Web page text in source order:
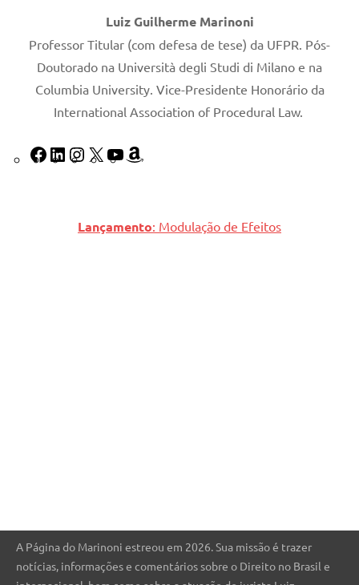
Luiz Guilherme Marinoni
Professor Titular (com defesa de tese) da UFPR. Pós-
Doutorado na Università degli Studi di Milano e na
Columbia University. Vice-Presidente Honorário da
International Association of Procedural Law.
Lançamento: Modulação de Efeitos
A Página do Marinoni estreou em 2026. Sua missão é trazer
notícias, informações e comentários sobre o Direito no Brasil e